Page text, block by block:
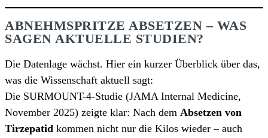
ABNEHMSPRITZE ABSETZEN – WAS
SAGEN AKTUELLE STUDIEN?
Die Datenlage wächst. Hier ein kurzer Überblick über das,
was die Wissenschaft aktuell sagt:
Die SURMOUNT-4-Studie (JAMA Internal Medicine,
November 2025) zeigte klar: Nach dem Absetzen von
Tirzepatid kommen nicht nur die Kilos wieder – auch